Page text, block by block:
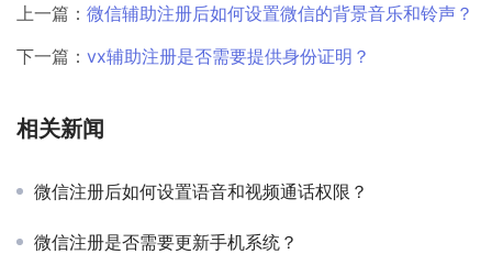
上一篇： 微信辅助注册后如何设置微信的背景音乐和铃声？
下一篇： vx辅助注册是否需要提供身份证明？
相关新闻
微信注册后如何设置语音和视频通话权限？
微信注册是否需要更新手机系统？